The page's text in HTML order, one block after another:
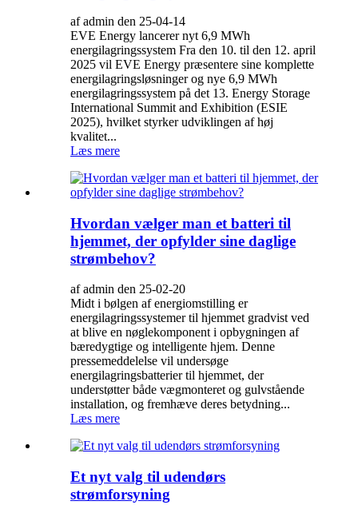
af admin den 25-04-14
EVE Energy lancerer nyt 6,9 MWh
energilagringssystem Fra den 10. til den 12. april
2025 vil EVE Energy præsentere sine komplette
energilagringsløsninger og nye 6,9 ​​MWh
energilagringssystem på det 13. Energy Storage
International Summit and Exhibition (ESIE
2025), hvilket styrker udviklingen af ​​høj
kvalitet...
Læs mere
Hvordan vælger man et batteri til
hjemmet, der opfylder sine daglige
strømbehov?
af admin den 25-02-20
Midt i bølgen af ​​energiomstilling er
energilagringssystemer til hjemmet gradvist ved
at blive en nøglekomponent i opbygningen af ​​
bæredygtige og intelligente hjem. Denne
pressemeddelelse vil undersøge
energilagringsbatterier til hjemmet, der
understøtter både vægmonteret og gulvstående
installation, og fremhæve deres betydning...
Læs mere
Et nyt valg til udendørs
strømforsyning